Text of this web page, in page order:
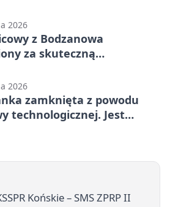
2026
z Bodzanowa
za skuteczną
2026
zamknięta z powodu
technologicznej. Jest
Końskie – SMS ZPRP II